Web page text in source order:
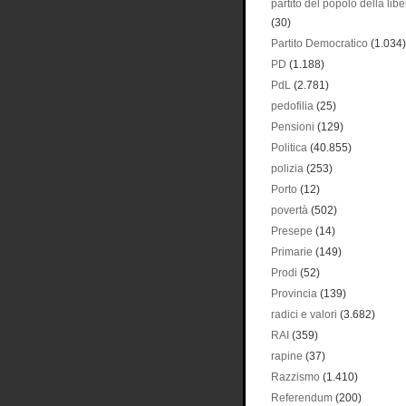
partito del popolo della
(30)
Partito Democratico (1.034)
PD (1.188)
PdL (2.781)
pedofilia (25)
Pensioni (129)
Politica (40.855)
polizia (253)
Porto (12)
povertà (502)
Presepe (14)
Primarie (149)
Prodi (52)
Provincia (139)
radici e valori (3.682)
RAI (359)
rapine (37)
Razzismo (1.410)
Referendum (200)